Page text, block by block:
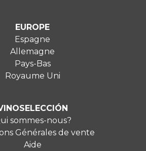
EUROPE
Espagne
Allemagne
Pays-Bas
Royaume Uni
sommes-nous?
Générales de vente
Aide